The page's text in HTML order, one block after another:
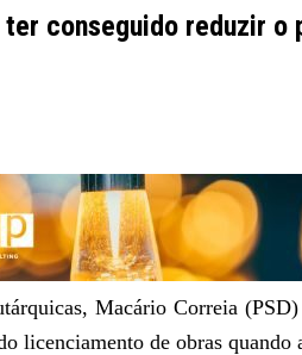
conseguido reduzir o
Macário Correia
licenciamento de obras